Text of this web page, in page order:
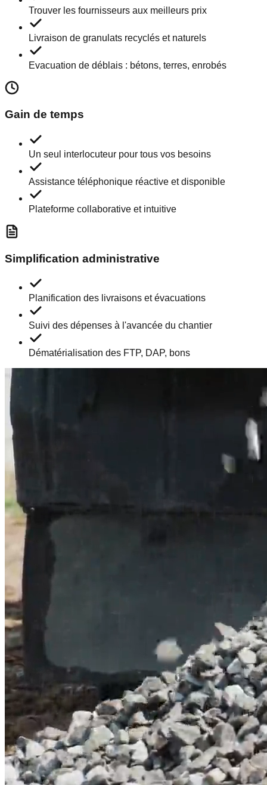
Trouver les fournisseurs aux meilleurs prix
Livraison de granulats recyclés et naturels
Evacuation de déblais : bétons, terres, enrobés
Gain de temps
Un seul interlocuteur pour tous vos besoins
Assistance téléphonique réactive et disponible
Plateforme collaborative et intuitive
Simplification administrative
Planification des livraisons et évacuations
Suivi des dépenses à l'avancée du chantier
Dématérialisation des FTP, DAP, bons